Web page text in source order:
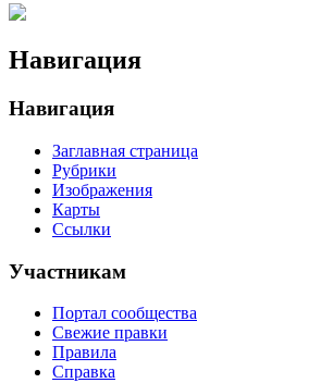
Навигация
Навигация
Заглавная страница
Рубрики
Изображения
Карты
Ссылки
Участникам
Портал сообщества
Свежие правки
Правила
Справка